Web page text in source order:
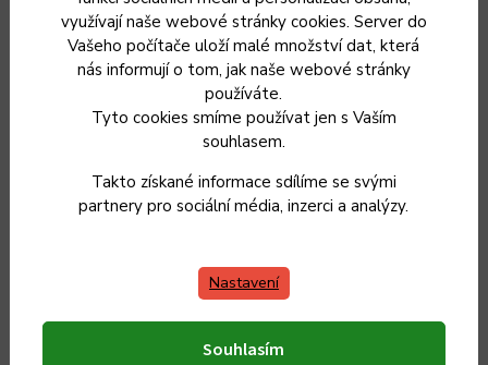
využívají naše webové stránky cookies. Server do
Vašeho počítače uloží malé množství dat, která
nás informují o tom, jak naše webové stránky
používáte.
Tyto cookies smíme používat jen s Vaším
souhlasem.
Takto získané informace sdílíme se svými
partnery pro sociální média, inzerci a analýzy.
Nastavení
Souhlasím
použití.
- Nůž umývejte vždy ručně, teplou
vodou a menším množstvím
saponátu. Poté vždy důkladně
opět vyčistit a osušit. Pokud nůž
zůstane příliš dlouho v kontaktu s
mohou se objevit rezavé skvrny.
- Pokud nůž delší dobu nepoužíváte,
je vhodné jej lehce potřít olivovým
nebo slunečnicovým olejem.